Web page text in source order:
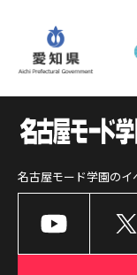
名古屋モード学園のイ